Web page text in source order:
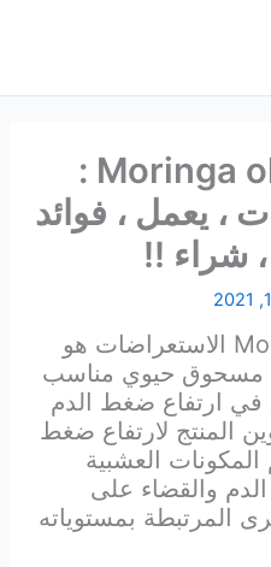
Moringa oleifera Powder :
، يعمل ، فوائد
شراء !!
Moringa oleifera Powder الاستعراضات هو
حيوي مناسب
في ارتفاع ضغط الدم
المنتج لارتفاع ضغط
العشبية
والقضاء على
المرتبطة بمستوياته